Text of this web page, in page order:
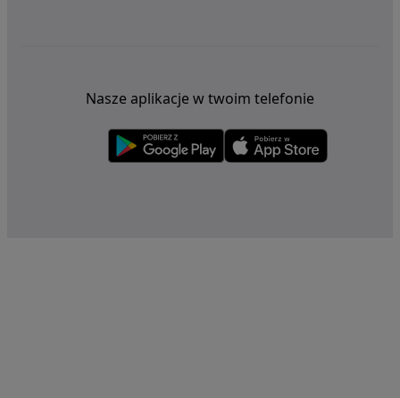
Nasze aplikacje w twoim telefonie